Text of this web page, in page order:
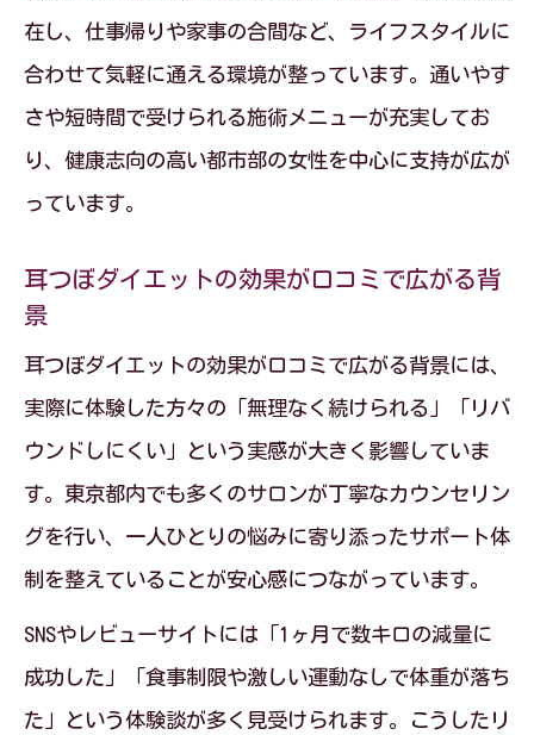
在し、仕事帰りや家事の合間など、ライフスタイルに
合わせて気軽に通える環境が整っています。通いやす
さや短時間で受けられる施術メニューが充実してお
り、健康志向の高い都市部の女性を中心に支持が広が
っています。
耳つぼダイエットの効果が口コミで広がる背
景
耳つぼダイエットの効果が口コミで広がる背景には、
実際に体験した方々の「無理なく続けられる」「リバ
ウンドしにくい」という実感が大きく影響していま
す。東京都内でも多くのサロンが丁寧なカウンセリン
グを行い、一人ひとりの悩みに寄り添ったサポート体
制を整えていることが安心感につながっています。
SNSやレビューサイトには「1ヶ月で数キロの減量に
成功した」「食事制限や激しい運動なしで体重が落ち
た」という体験談が多く見受けられます。こうしたリ